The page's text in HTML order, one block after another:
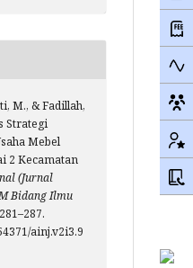
M., & Fadillah,
Strategi
Mebel
2 Kecamatan
(Jurnal
Bidang Ilmu
ainj.v2i3.9